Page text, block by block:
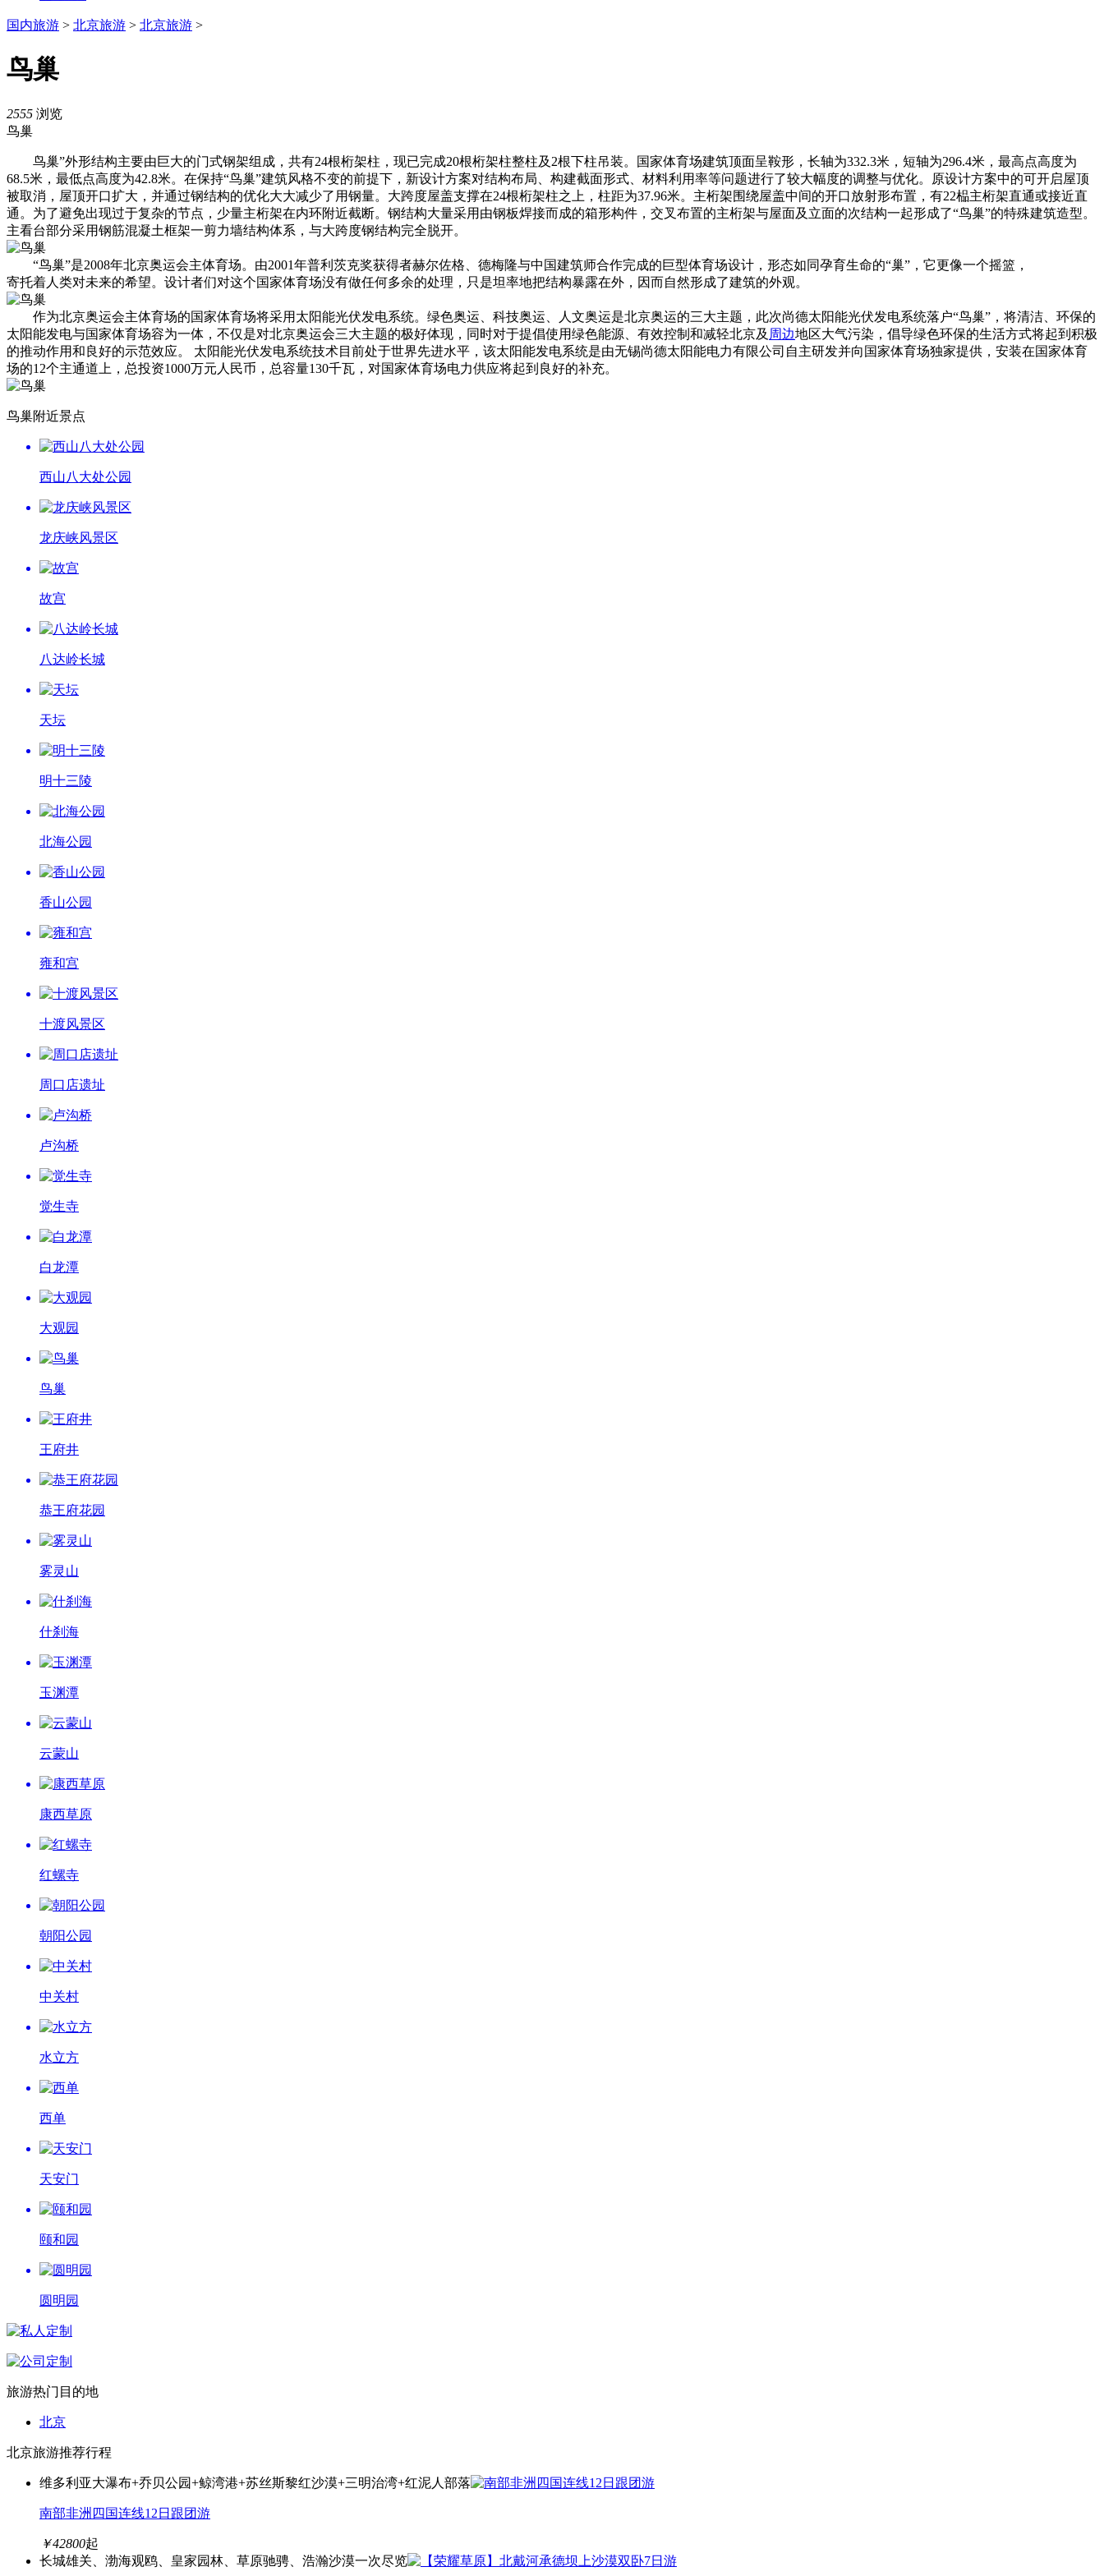
国内旅游 > 北京旅游 > 北京旅游 >
鸟巢
2555 浏览
鸟巢
鸟巢”外形结构主要由巨大的门式钢架组成，共有24根桁架柱，现已完成20根桁架柱整柱及2根下柱吊装。国家体育场建筑顶面呈鞍形，长轴为332.3米，短轴为296.4米，最高点高度为
68.5米，最低点高度为42.8米。在保持“鸟巢”建筑风格不变的前提下，新设计方案对结构布局、构建截面形式、材料利用率等问题进行了较大幅度的调整与优化。原设计方案中的可开启屋顶
被取消，屋顶开口扩大，并通过钢结构的优化大大减少了用钢量。大跨度屋盖支撑在24根桁架柱之上，柱距为37.96米。主桁架围绕屋盖中间的开口放射形布置，有22榀主桁架直通或接近直
通。为了避免出现过于复杂的节点，少量主桁架在内环附近截断。钢结构大量采用由钢板焊接而成的箱形构件，交叉布置的主桁架与屋面及立面的次结构一起形成了“鸟巢”的特殊建筑造型。
主看台部分采用钢筋混凝土框架一剪力墙结构体系，与大跨度钢结构完全脱开。
“鸟巢”是2008年北京奥运会主体育场。由2001年普利茨克奖获得者赫尔佐格、德梅隆与中国建筑师合作完成的巨型体育场设计，形态如同孕育生命的“巢”，它更像一个摇篮，
寄托着人类对未来的希望。设计者们对这个国家体育场没有做任何多余的处理，只是坦率地把结构暴露在外，因而自然形成了建筑的外观。
作为北京奥运会主体育场的国家体育场将采用太阳能光伏发电系统。绿色奥运、科技奥运、人文奥运是北京奥运的三大主题，此次尚德太阳能光伏发电系统落户“鸟巢”，将清洁、环保的
太阳能发电与国家体育场容为一体，不仅是对北京奥运会三大主题的极好体现，同时对于提倡使用绿色能源、有效控制和减轻北京及 周边地区大气污染，倡导绿色环保的生活方式将起到积极
的推动作用和良好的示范效应。 太阳能光伏发电系统技术目前处于世界先进水平，该太阳能发电系统是由无锡尚德太阳能电力有限公司自主研发并向国家体育场独家提供，安装在国家体育
场的12个主通道上，总投资1000万元人民币，总容量130千瓦，对国家体育场电力供应将起到良好的补充。
鸟巢附近景点
西山八大处公园
龙庆峡风景区
故宫
八达岭长城
天坛
明十三陵
北海公园
香山公园
雍和宫
十渡风景区
周口店遗址
卢沟桥
觉生寺
白龙潭
大观园
鸟巢
王府井
恭王府花园
雾灵山
什刹海
玉渊潭
云蒙山
康西草原
红螺寺
朝阳公园
中关村
水立方
西单
天安门
颐和园
圆明园
旅游热门目的地
北京
北京旅游推荐行程
维多利亚大瀑布+乔贝公园+鲸湾港+苏丝斯黎红沙漠+三明治湾+红泥人部落
南部非洲四国连线12日跟团游
￥42800起
长城雄关、渤海观鸥、皇家园林、草原驰骋、浩瀚沙漠一次尽览